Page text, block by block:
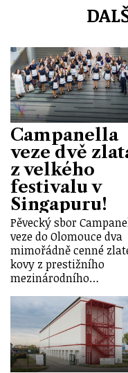
Campanella
veze dvě
z velkého
festivalu v
Singapuru!
Pěvecký sbor
veze do Olomouce dva
mimořádně cenné
kovy z prestižního
mezinárodního…